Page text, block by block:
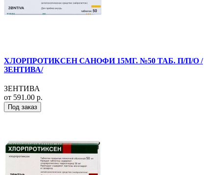
ХЛОРПРОТИКСЕН САНОФИ 15МГ. №50 ТАБ. П/П/О /
ЗЕНТИВА/
ЗЕНТИВА
от 591.00 р.
Под заказ